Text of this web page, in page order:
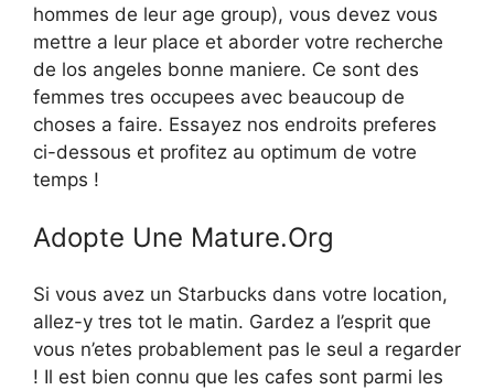
hommes de leur age group), vous devez vous
mettre a leur place et aborder votre recherche
de los angeles bonne maniere. Ce sont des
femmes tres occupees avec beaucoup de
choses a faire. Essayez nos endroits preferes
ci-dessous et profitez au optimum de votre
temps !
Adopte Une Mature.Org
Si vous avez un Starbucks dans votre location,
allez-y tres tot le matin. Gardez a l’esprit que
vous n’etes probablement pas le seul a regarder
! Il est bien connu que les cafes sont parmi les